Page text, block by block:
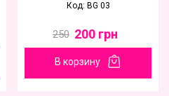
Код: BG 03
250 200 грн
В корзину